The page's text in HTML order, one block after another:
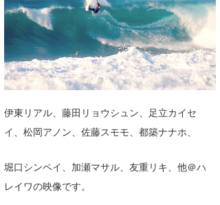
サーフィンエリアガイド
会員メニュー
今月のプレゼント
伊東リアル、藤田リョウシュン、足立カイセ
イ、松岡アノン、佐藤スモモ、都築ナナホ、
堀口シンペイ、加瀬マサル、友重リキ、他＠ハ
レイワの映像です。
ショップ情報
ショップ情報
湘南
千葉北
伊豆
ウラナミ
お知らせ
その他
ルール＆How to